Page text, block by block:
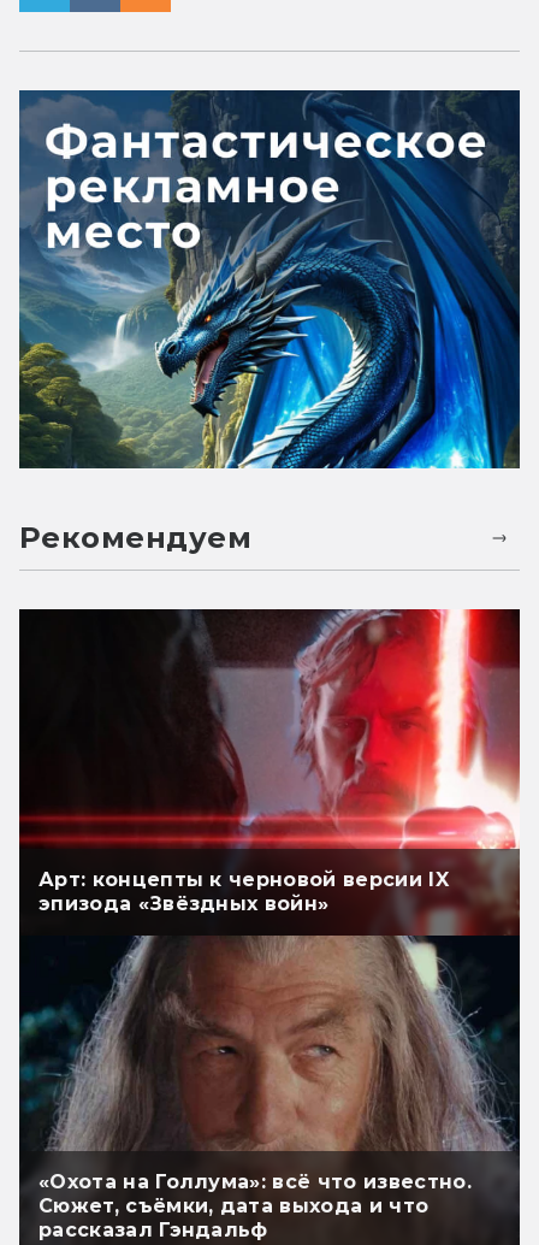
Рекомендуем
Арт: концепты к черновой версии IX
эпизода «Звёздных войн»
«Охота на Голлума»: всё что известно.
Сюжет, съёмки, дата выхода и что
рассказал Гэндальф